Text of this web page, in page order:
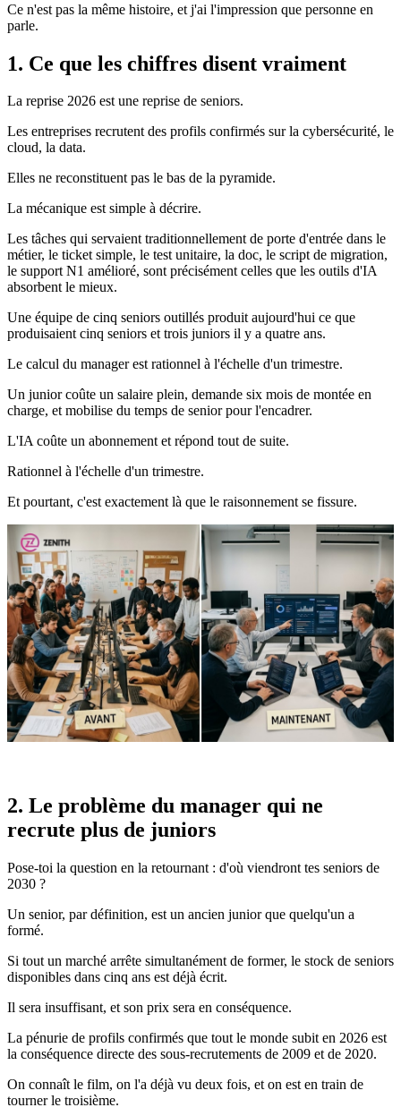
Ce n'est pas la même histoire, et j'ai l'impression que personne en
parle.
1. Ce que les chiffres disent vraiment
La reprise 2026 est une reprise de seniors.
Les entreprises recrutent des profils confirmés sur la cybersécurité, le
cloud, la data.
Elles ne reconstituent pas le bas de la pyramide.
La mécanique est simple à décrire.
Les tâches qui servaient traditionnellement de porte d'entrée dans le
métier, le ticket simple, le test unitaire, la doc, le script de migration,
le support N1 amélioré, sont précisément celles que les outils d'IA
absorbent le mieux.
Une équipe de cinq seniors outillés produit aujourd'hui ce que
produisaient cinq seniors et trois juniors il y a quatre ans.
Le calcul du manager est rationnel à l'échelle d'un trimestre.
Un junior coûte un salaire plein, demande six mois de montée en
charge, et mobilise du temps de senior pour l'encadrer.
L'IA coûte un abonnement et répond tout de suite.
Rationnel à l'échelle d'un trimestre.
Et pourtant, c'est exactement là que le raisonnement se fissure.
2. Le problème du manager qui ne
recrute plus de juniors
Pose-toi la question en la retournant : d'où viendront tes seniors de
2030 ?
Un senior, par définition, est un ancien junior que quelqu'un a
formé.
Si tout un marché arrête simultanément de former, le stock de seniors
disponibles dans cinq ans est déjà écrit.
Il sera insuffisant, et son prix sera en conséquence.
La pénurie de profils confirmés que tout le monde subit en 2026 est
la conséquence directe des sous-recrutements de 2009 et de 2020.
On connaît le film, on l'a déjà vu deux fois, et on est en train de
tourner le troisième.